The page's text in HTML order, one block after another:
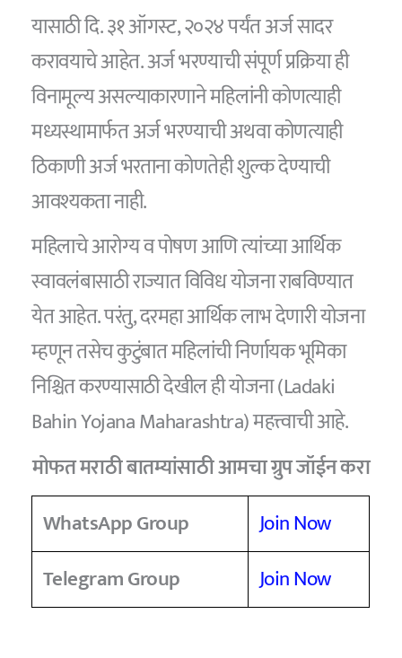
यासाठी दि. ३१ ऑगस्ट, २०२४ पर्यंत अर्ज सादर
करावयाचे आहेत. अर्ज भरण्याची संपूर्ण प्रक्रिया ही
विनामूल्य असल्याकारणाने महिलांनी कोणत्याही
मध्यस्थामार्फत अर्ज भरण्याची अथवा कोणत्याही
ठिकाणी अर्ज भरताना कोणतेही शुल्क देण्याची
आवश्यकता नाही.
महिलाचे आरोग्य व पोषण आणि त्यांच्या आर्थिक
स्वावलंबासाठी राज्यात विविध योजना राबविण्यात
येत आहेत. परंतु, दरमहा आर्थिक लाभ देणारी योजना
म्हणून तसेच कुटुंबात महिलांची निर्णायक भूमिका
निश्चित करण्यासाठी देखील ही योजना (Ladaki
Bahin Yojana Maharashtra) महत्त्वाची आहे.
मोफत मराठी बातम्यांसाठी आमचा ग्रुप जॉईन करा
WhatsApp Group
Join Now
Telegram Group
Join Now